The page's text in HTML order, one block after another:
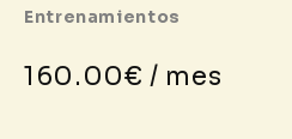
Entrenamientos
160.00€ / mes